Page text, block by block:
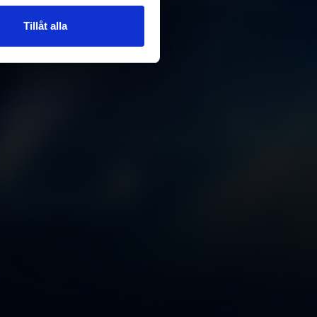
information från din enhet
kombinera informationen
Tillåt alla